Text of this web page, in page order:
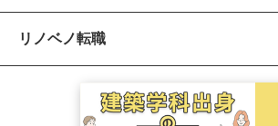
リノベノ転職